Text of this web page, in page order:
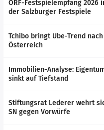
ORF-Festspielempfang 2026
der Salzburger Festspiele
Tchibo bringt Ube-Trend nach
Österreich
Immobilien-Analyse:
sinkt auf Tiefstand
Stiftungsrat Lederer wehrt
SN gegen Vorwürfe